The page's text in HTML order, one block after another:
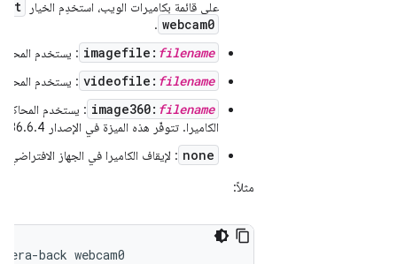
على قائمة بكاميرات الويب، استخدِم الخيار
webcam0
.
imagefile: filename : يستخدم
videofile: filename : يستخدم
image360: filename
: يستخدم المحاكي
الكاميرا. تتوفّر هذه الميزة في الإصدار 36.6.4 والإصدارات الأحدث.
none : لإيقاف الكاميرا في الجهاز الافتراضي
مثلاً:
back webcam0